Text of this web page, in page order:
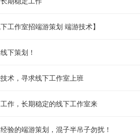
下工作室招端游策划 端游技术】
下策划！
术，寻求线下工作室上班
作，长期稳定的线下工作室来
验的端游策划，混子半吊子勿扰！